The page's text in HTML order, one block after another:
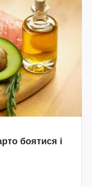
боятися і